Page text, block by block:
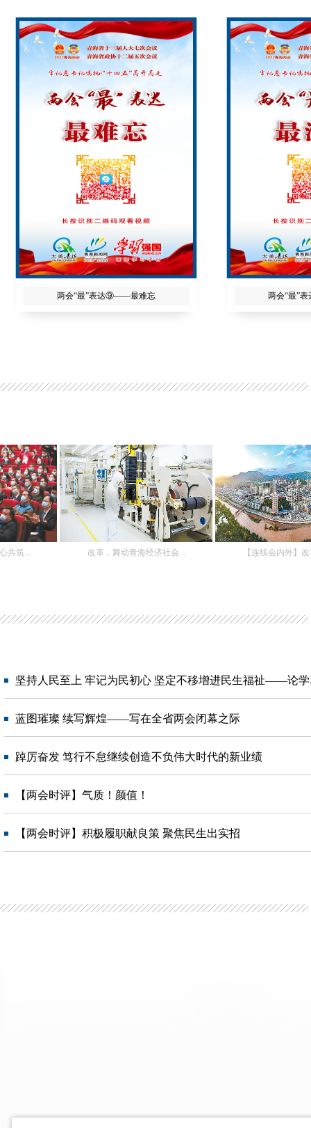
两会“最”表达⑨——最难忘 两会“最”
改革，舞动青海经济社会... 【连线会内外】改革，发
坚持人民至上 牢记为民初心 坚定不移增进民生福祉——论学
蓝图璀璨 续写辉煌——写在全省两会闭幕之际
踔厉奋发 笃行不怠继续创造不负伟大时代的新业绩
【两会时评】气质！颜值！
【两会时评】积极履职献良策 聚焦民生出实招